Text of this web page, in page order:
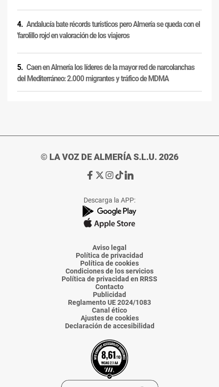
Andalucía bate récords turísticos pero Almería se queda con el
'farolillo rojo' en valoración de los viajeros
Caen en Almería los líderes de la mayor red de narcolanchas
del Mediterráneo: 2.000 migrantes y tráfico de MDMA
© LA VOZ DE ALMERÍA S.L.U. 2026
Ir
de
La
Voz
Almería
Ir
de
La
Voz
Almería
Ir
de
La
Voz
Almería
Ir
de
La
Voz
Almería
Ir
de
La
Voz
Descarga la APP:
Aviso legal
Política de privacidad
Política de cookies
Condiciones de los servicios
Política de privacidad en RRSS
Contacto
Publicidad
Reglamento UE 2024/1083
Canal ético
Ajustes de cookies
Declaración de accesibilidad